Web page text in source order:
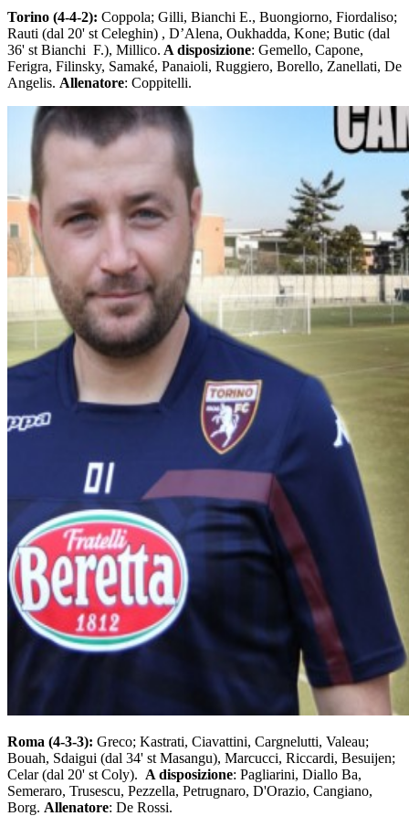
Torino (4-4-2): Coppola; Gilli, Bianchi E., Buongiorno, Fiordaliso;
Rauti (dal 20' st Celeghin) , D’Alena, Oukhadda, Kone; Butic (dal
36' st Bianchi F.), Millico. A disposizione: Gemello, Capone,
Ferigra, Filinsky, Samaké, Panaioli, Ruggiero, Borello, Zanellati, De
Angelis. Allenatore: Coppitelli.
Roma (4-3-3): Greco; Kastrati, Ciavattini, Cargnelutti, Valeau;
Bouah, Sdaigui (dal 34' st Masangu), Marcucci, Riccardi, Besuijen;
Celar (dal 20' st Coly). A disposizione: Pagliarini, Diallo Ba,
Semeraro, Trusescu, Pezzella, Petrugnaro, D'Orazio, Cangiano,
Borg. Allenatore: De Rossi.